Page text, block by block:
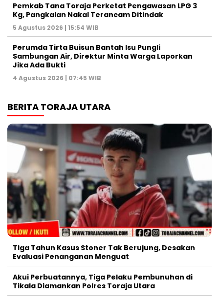
Pemkab Tana Toraja Perketat Pengawasan LPG 3
Kg, Pangkalan Nakal Terancam Ditindak
5 Agustus 2026 | 15:54 WIB
Perumda Tirta Buisun Bantah Isu Pungli
Sambungan Air, Direktur Minta Warga Laporkan
Jika Ada Bukti
4 Agustus 2026 | 07:45 WIB
BERITA TORAJA UTARA
Tiga Tahun Kasus Stoner Tak Berujung, Desakan
Evaluasi Penanganan Menguat
Akui Perbuatannya, Tiga Pelaku Pembunuhan di
Tikala Diamankan Polres Toraja Utara